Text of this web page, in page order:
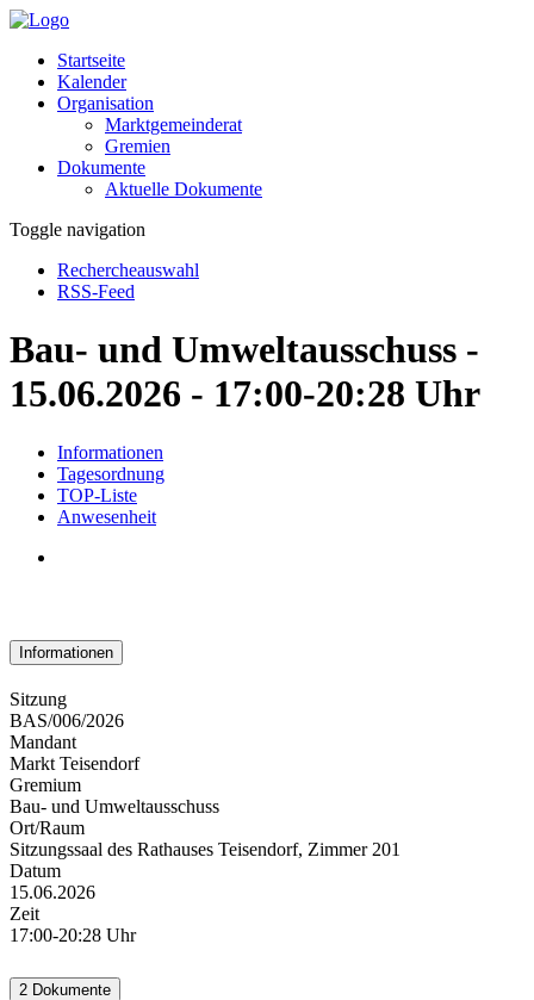
Startseite
Kalender
Organisation
Marktgemeinderat
Gremien
Dokumente
Aktuelle Dokumente
Toggle navigation
Rechercheauswahl
RSS-Feed
Bau- und Umweltausschuss -
15.06.2026 - 17:00-20:28 Uhr
Informationen
Tagesordnung
TOP-Liste
Anwesenheit
Informationen
Sitzung
BAS/006/2026
Mandant
Markt Teisendorf
Gremium
Bau- und Umweltausschuss
Ort/Raum
Sitzungssaal des Rathauses Teisendorf, Zimmer 201
Datum
15.06.2026
Zeit
17:00-20:28 Uhr
2 Dokumente